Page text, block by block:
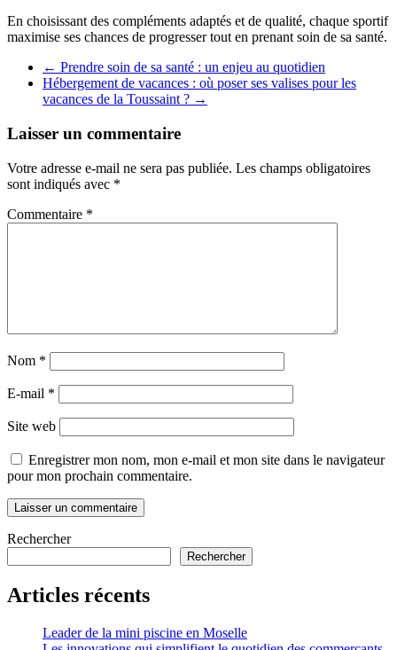
En choisissant des compléments adaptés et de qualité, chaque sportif
maximise ses chances de progresser tout en prenant soin de sa santé.
← Prendre soin de sa santé : un enjeu au quotidien
Hébergement de vacances : où poser ses valises pour les
vacances de la Toussaint ? →
Laisser un commentaire
Votre adresse e-mail ne sera pas publiée. Les champs obligatoires
sont indiqués avec *
Commentaire *
Nom *
E-mail *
Site web
Enregistrer mon nom, mon e-mail et mon site dans le navigateur
pour mon prochain commentaire.
Rechercher
Rechercher
Articles récents
Leader de la mini piscine en Moselle